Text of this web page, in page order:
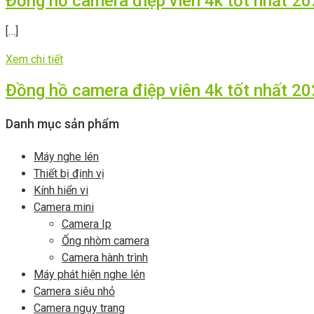
[…]
Xem chi tiết
Đồng hồ camera điệp viên 4k tốt nhất
Danh mục sản phẩm
Máy nghe lén
Thiết bị định vị
Kính hiển vi
Camera mini
Camera Ip
Ống nhòm camera
Camera hành trình
Máy phát hiện nghe lén
Camera siêu nhỏ
Camera ngụy trang